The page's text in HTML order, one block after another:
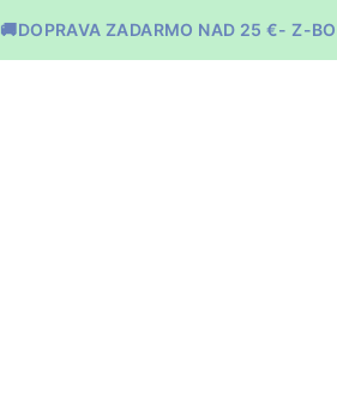
🚚DOPRAVA ZADARMO NAD 25 €- Z-